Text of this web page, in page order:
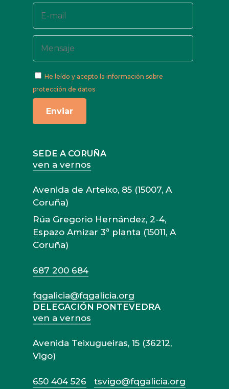
He leído y acepto la información sobre
protección de datos
SEDE A CORUÑA
ven a vernos
Avenida de Arteixo, 85 (15007, A
Coruña)
Rúa Gregorio Hernández, 2-4,
Espazo Amizar 3ª planta (15011, A
Coruña)
687 200 684
fqgalicia@fqgalicia.org
DELEGACIÓN PONTEVEDRA
ven a vernos
Avenida Teixugueiras, 15 (36212,
Vigo)
650 404 526 tsvigo@fqgalicia.org